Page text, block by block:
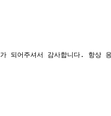
되어주셔서 감사합니다. 항상